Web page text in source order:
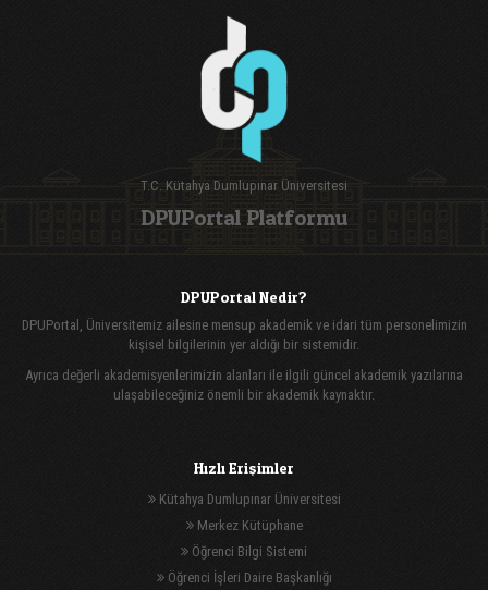
T.C. Kütahya Dumlupınar Üniversitesi
DPUPortal Platformu
DPUPortal Nedir?
DPUPortal, Üniversitemiz ailesine mensup akademik ve idari tüm personelimizin
kişisel bilgilerinin yer aldığı bir sistemidir.
Ayrıca değerli akademisyenlerimizin alanları ile ilgili güncel akademik yazılarına
ulaşabileceğiniz önemli bir akademik kaynaktır.
Hızlı Erişimler
Kütahya Dumlupınar Üniversitesi
Merkez Kütüphane
Öğrenci Bilgi Sistemi
Öğrenci İşleri Daire Başkanlığı